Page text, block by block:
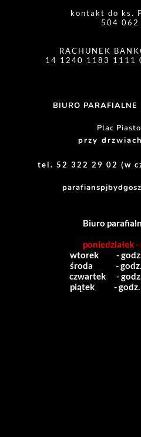
kontakt do ks.
504 062
RACHUNEK
14 1240 1183 1111
BIURO
Plac
przy
tel. 52 322 29 02 (w
Biuro
poniedziałek -
wtorek          -
środa             -
czwartek      -
piątek           -